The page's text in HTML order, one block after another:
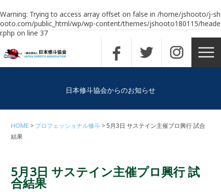
Warning: Trying to access array offset on false in /home/jshooto/j-sh
ooto.com/public_html/wp/wp-content/themes/jshooto180115/heade
r.phpon line37
日本修斗協会からのお知らせ
HOME プロフェッショナル修斗
5月3日 サステイン主催プロ興行 試合
結果
5月3日 サステイン主催プロ興行 試
合結果